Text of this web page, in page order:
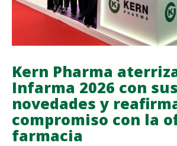
CUIDAR
LA
SALUD
Kern Pharma
Infarma 2026 con sus
novedades y
compromiso con la
farmacia